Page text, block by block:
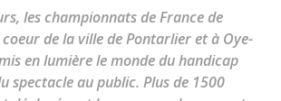
les championnats de France de
de la ville de Pontarlier et à Oye-
en lumière le monde du handicap
spectacle au public. Plus de 1500